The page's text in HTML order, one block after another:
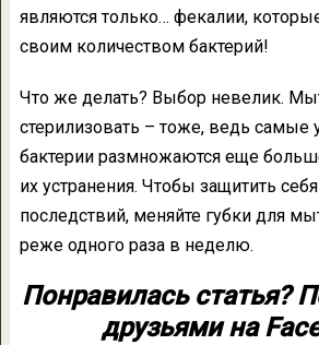
являются только… фекалии,
своим количеством бактерий!
Что же делать? Выбор невелик.
стерилизовать – тоже, ведь самые
бактерии размножаются еще
их устранения. Чтобы защитить
последствий, меняйте губки для
реже одного раза в неделю.
Понравилась статья?
друзьями на